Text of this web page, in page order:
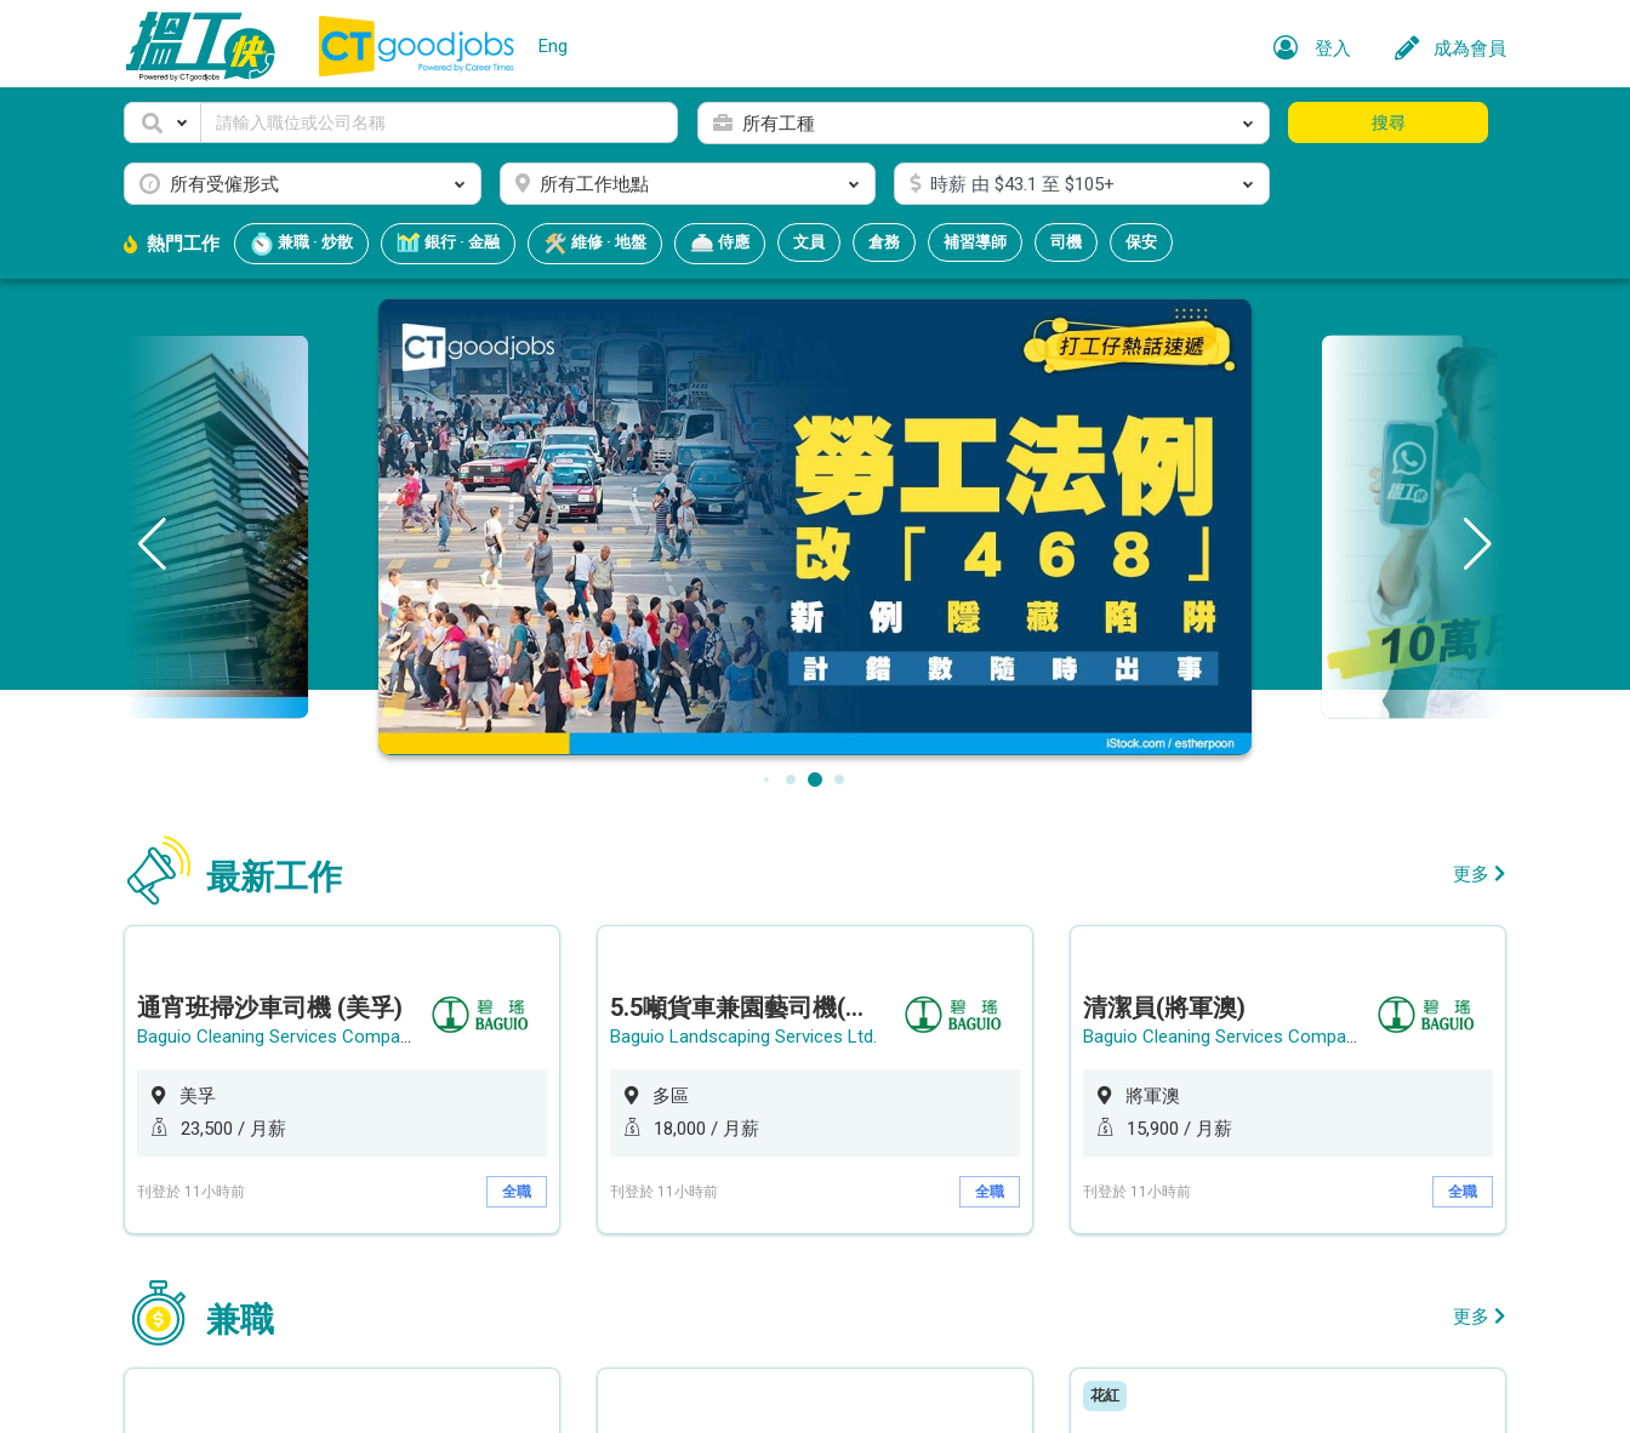
Eng 登入 成為會員
所有工種
所有受僱形式 所有工作地點 時薪由 $43.1 至 $105+
搜尋
熱門工作 兼職 · 炒散 銀行 · 金融 維修 · 地盤 侍應 文員 倉務 補習導師 司機 保安
最新工作 更多
通宵班掃沙車司機 (美孚)
Baguio Cleaning Services Company Limited
美孚
23,500 / 月薪
刊登於 11小時前 全職
5.5噸貨車兼園藝司機(港九新界)
Baguio Landscaping Services Ltd.
多區
18,000 / 月薪
刊登於 11小時前 全職
清潔員(將軍澳)
Baguio Cleaning Services Company Limited
將軍澳
15,900 / 月薪
刊登於 11小時前 全職
兼職 更多
花紅